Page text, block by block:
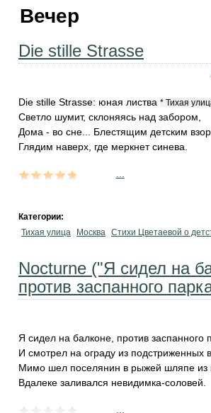
Вечер
Die stille Strasse
Die stille Strasse: юная листва Тихая
Светло шумит, склоняясь над забором,
Дома - во сне... Блестящим детским
Глядим наверх, где меркнет синева.
Категории:
Тихая улица
Москва Стихи Цветаевой о
Nocturne ("Я сидел на
против заспанного
Я сидел на балконе, против заспанного
И смотрел на ограду из подстриженных
Мимо шел поселянин в рыжей шляпе из
Вдалеке заливался невидимка-соловей.